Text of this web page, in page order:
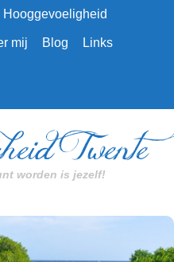
Hooggevoeligheid
mij Blog Links
Twente
worden is jezelf!